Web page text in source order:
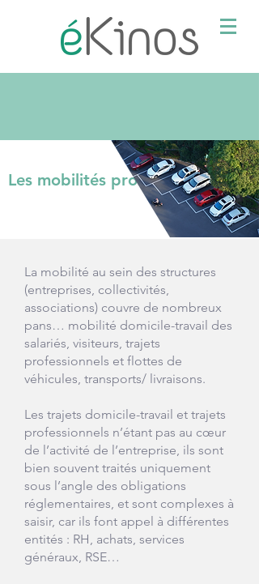
Les mobilités professionnelles
La mobilité au sein des structures
(entreprises, collectivités,
associations) couvre de nombreux
pans… mobilité domicile-travail des
salariés, visiteurs, trajets
professionnels et flottes de
véhicules, transports/ livraisons.
Les trajets domicile-travail et trajets
professionnels n’étant pas au cœur
de l’activité de l’entreprise, ils sont
bien souvent traités uniquement
sous l’angle des obligations
réglementaires, et sont complexes à
saisir, car ils font appel à différentes
entités : RH, achats, services
généraux, RSE…